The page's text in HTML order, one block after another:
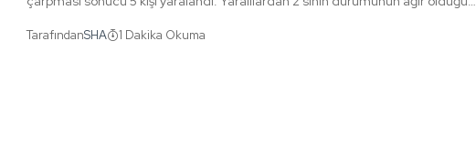
TarafındanSHA 1 Dakika Okuma